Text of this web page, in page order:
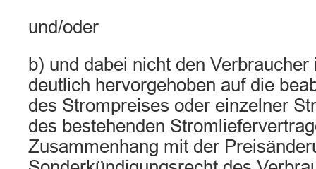
und/oder
b) und dabei nicht den
deutlich hervorgehoben auf die
des Strompreises oder einzelner
des bestehenden
Zusammenhang mit der